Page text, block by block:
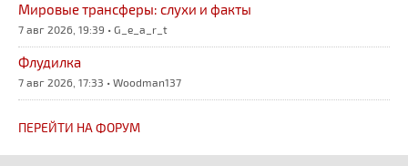
Мировые трансферы: слухи и факты
7 авг 2026, 19:39 • G_e_a_r_t
Флудилка
7 авг 2026, 17:33 • Woodman137
ПЕРЕЙТИ НА ФОРУМ